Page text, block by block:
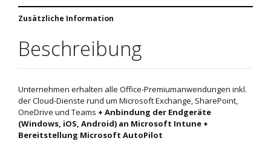
Zusätzliche Information
Beschreibung
Unternehmen erhalten alle Office-Premiumanwendungen inkl.
der Cloud-Dienste rund um Microsoft Exchange, SharePoint,
OneDrive und Teams + Anbindung der Endgeräte
(Windows, iOS, Android) an Microsoft Intune +
Bereitstellung Microsoft AutoPilot